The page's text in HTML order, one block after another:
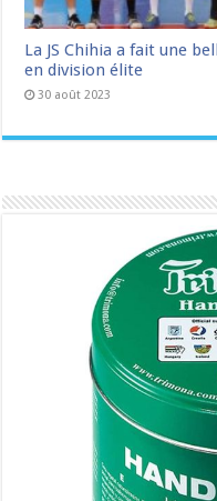
La JS Chihia a fait une
en division élite
30 août 2023